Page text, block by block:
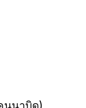
นนาบิด)